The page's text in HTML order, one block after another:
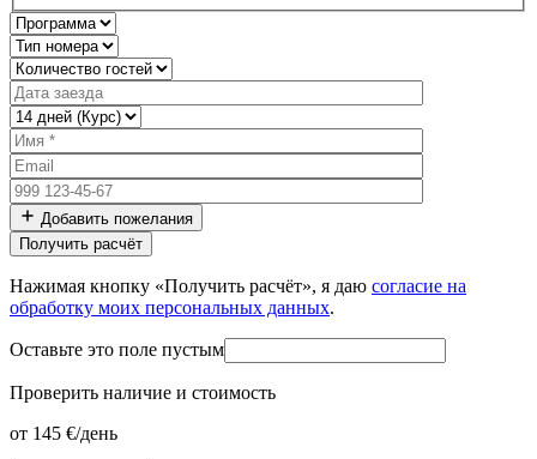
Добавить пожелания
Нажимая кнопку «Получить расчёт», я даю согласие на
обработку моих персональных данных.
Оставьте это поле пустым
Проверить наличие и стоимость
от 145 €/день